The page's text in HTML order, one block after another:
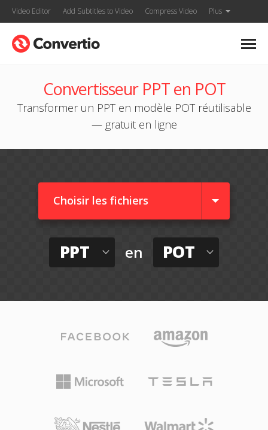
Video Editor Add Subtitles to Video Compress Video Plus
Convertisseur PPT en POT
Transformer un PPT en modèle POT réutilisable
— gratuit en ligne
Choisir les fichiers
PPT en POT